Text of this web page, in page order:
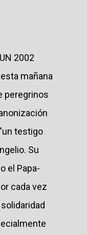
2002
mañana
peregrinos
testigo
Su
el Papa-
cada vez